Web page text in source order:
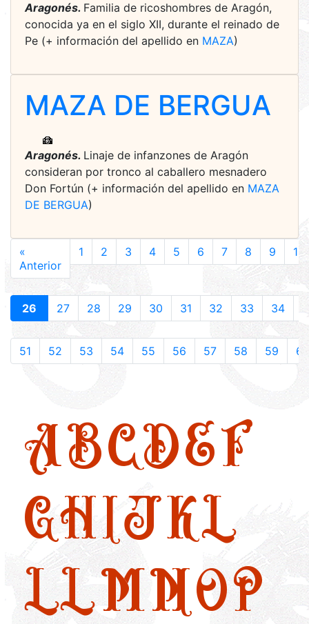
Aragonés. Familia de ricoshombres de Aragón,
conocida ya en el siglo XII, durante el reinado de
Pe (+ información del apellido en MAZA)
MAZA DE BERGUA
Aragonés. Linaje de infanzones de Aragón
consideran por tronco al caballero mesnadero
Don Fortún (+ información del apellido en MAZA
DE BERGUA)
«
Anterior
1 2 3 4 5 6 7 8 9 10
26 27 28 29 30 31 32 33 34
51 52 53 54 55 56 57 58 59 60
ABCDEF
GHIJKL
LLMNOP